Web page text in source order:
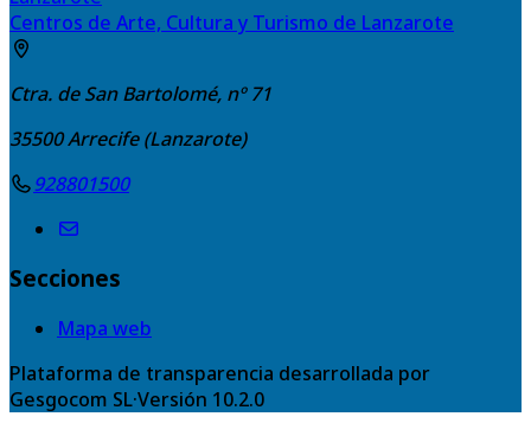
Centros de Arte, Cultura y Turismo de Lanzarote
Ctra. de San Bartolomé, nº 71
35500Arrecife (Lanzarote)
928801500
Secciones
Mapa web
Plataforma de transparencia desarrollada por
Gesgocom SL·Versión 10.2.0